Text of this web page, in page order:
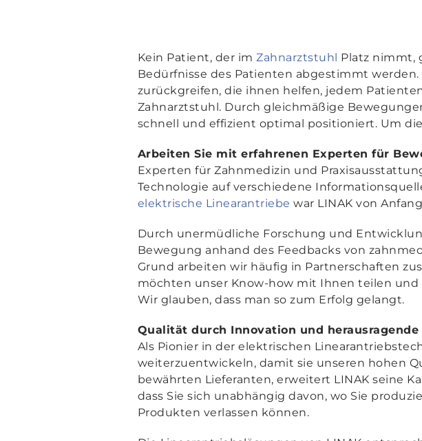
Kein Patient, der im Zahnarztstuhl Platz nimmt,
Bedürfnisse des Patienten abgestimmt
zurückgreifen, die ihnen helfen, jedem
Zahnarztstuhl. Durch gleichmäßige
schnell und effizient optimal positioniert. Um
Arbeiten Sie mit erfahrenen Experten für
Experten für Zahnmedizin und
Technologie auf verschiedene
elektrische Linearantriebe war LINAK von
Durch unermüdliche Forschung und
Bewegung anhand des Feedbacks von
Grund arbeiten wir häufig in Partnerschaften
möchten unser Know-how mit Ihnen teilen
Wir glauben, dass man so zum Erfolg gelangt.
Qualität durch Innovation und
Als Pionier in der elektrischen
weiterzuentwickeln, damit sie unseren hohen
bewährten Lieferanten, erweitert LINAK seine
dass Sie sich unabhängig davon, wo Sie
Produkten verlassen können.